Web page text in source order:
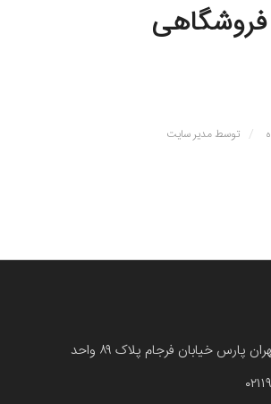
/ توسط مدیر سایت
خیابان فرجام پلاک ۸۹ واحد